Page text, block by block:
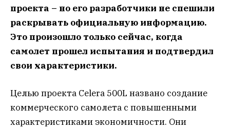
проекта – но его разработчики не спешили
раскрывать официальную информацию.
Это произошло только сейчас, когда
самолет прошел испытания и подтвердил
свои характеристики.
Целью проекта Celera 500L названо создание
коммерческого самолета с повышенными
характеристиками экономичности. Они